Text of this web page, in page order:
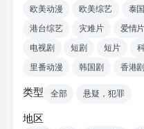
欧美动漫
欧美综艺 泰
港台综艺
灾难片 爱情片
电视剧
短剧 短片
里番动漫
韩国剧 香港剧
类型 全部 悬疑，犯罪
地区